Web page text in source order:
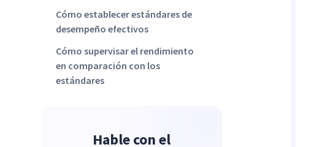
Cómo establecer estándares de
desempeño efectivos
Cómo supervisar el rendimiento
en comparación con los
estándares
Hable con el